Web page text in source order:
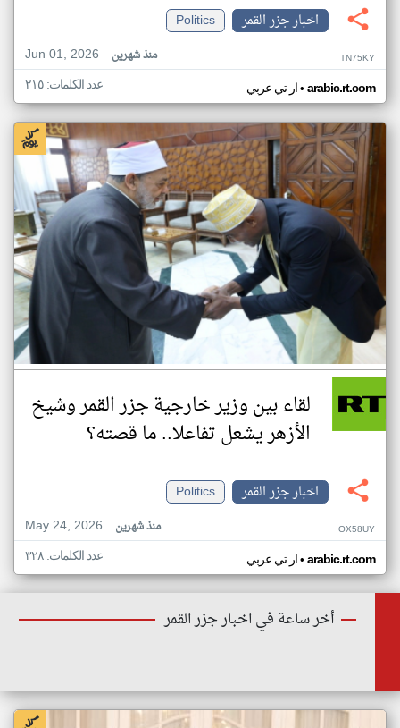
اخبار جزر القمر
Politics
Jun 01, 2026
منذ شهرين TN75KY
ار تي عربي• arabic.rt.com عدد الكلمات: ٢١٥
لقاء بين وزير خارجية جزر القمر وشيخ
الأزهر يشعل تفاعلا.. ما قصته؟
اخبار جزر القمر
Politics
May 24, 2026
منذ شهرين OX58UY
ار تي عربي• arabic.rt.com عدد الكلمات: ٣٢٨
أخر ساعة في اخبار جزر القمر